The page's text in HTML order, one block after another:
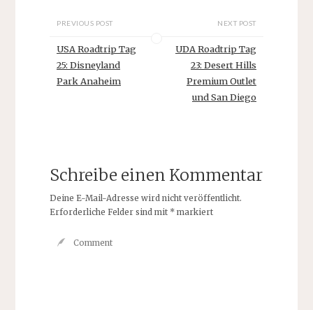
PREVIOUS POST
USA Roadtrip Tag
25: Disneyland
Park Anaheim
NEXT POST
UDA Roadtrip Tag
23: Desert Hills
Premium Outlet
und San Diego
Schreibe einen Kommentar
Deine E-Mail-Adresse wird nicht veröffentlicht.
Erforderliche Felder sind mit *markiert